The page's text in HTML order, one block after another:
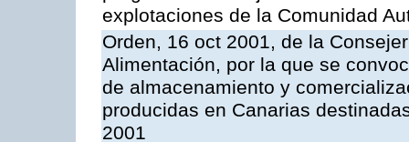
explotaciones de la Comunidad
Orden, 16 oct 2001, de la
Alimentación, por la que se
de almacenamiento y
producidas en Canarias
2001